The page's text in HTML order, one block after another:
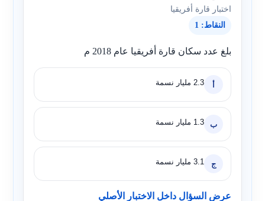
اختبار قارة أفريقيا
النقاط: 1
بلغ عدد سكان قارة أفريقيا عام 2018 م
أ 2.3 مليار نسمة
ب 1.3 مليار نسمة
ج 3.1 مليار نسمة
عرض السؤال داخل الاختبار الأصلي